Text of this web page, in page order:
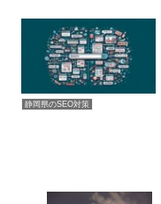
静岡県のSEO対策